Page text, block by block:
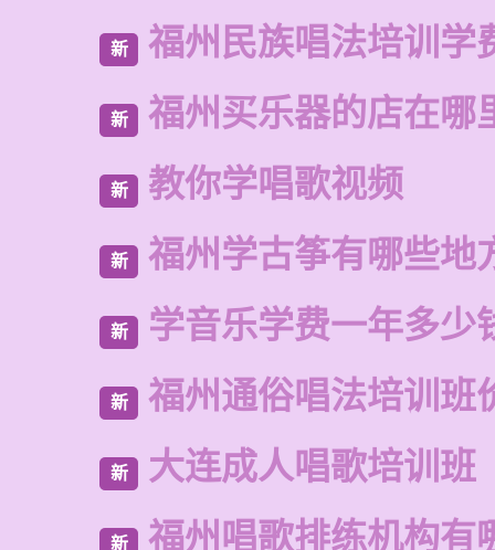
新 福州民族唱法培训学
新 福州买乐器的店在哪
新 教你学唱歌视频
新 福州学古筝有哪些地
新 学音乐学费一年多少
新 福州通俗唱法培训班
新 大连成人唱歌培训班
新 福州唱歌排练机构有